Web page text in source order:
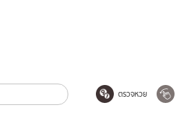
ตรวจหวย